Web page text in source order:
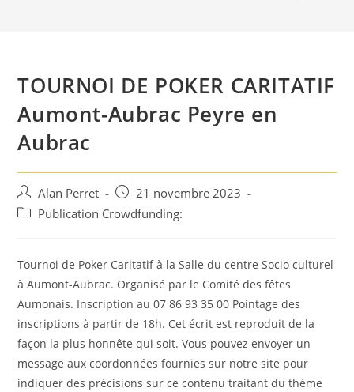
TOURNOI DE POKER CARITATIF
Aumont-Aubrac Peyre en
Aubrac
Auteur/autrice
de
Alan Perret
Post
published:
21 novembre 2023
PostPublication Crowdfunding:
Tournoi de Poker Caritatif à la Salle du centre Socio culturel
à Aumont-Aubrac. Organisé par le Comité des fêtes
Aumonais. Inscription au 07 86 93 35 00 Pointage des
inscriptions à partir de 18h. Cet écrit est reproduit de la
façon la plus honnête qui soit. Vous pouvez envoyer un
message aux coordonnées fournies sur notre site pour
indiquer des précisions sur ce contenu traitant du thème